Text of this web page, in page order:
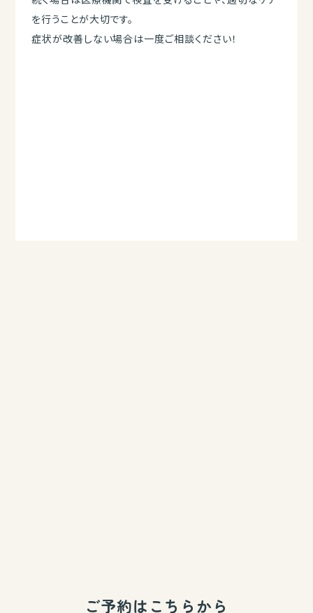
を行うことが大切です。
症状が改善しない場合は一度ご相談ください！
ご予約はこちらから